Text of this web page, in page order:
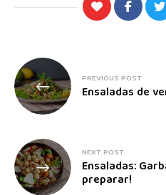
PREVIOUS POST
Ensaladas de
NEXT POST
Ensaladas:
preparar!